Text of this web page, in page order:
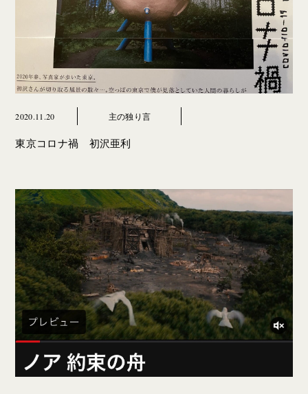
2020.11.20 主の独り言
東京コロナ禍 初沢亜利